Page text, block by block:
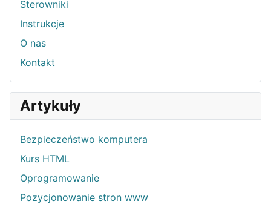
Sterowniki
Instrukcje
O nas
Kontakt
Artykuły
Bezpieczeństwo komputera
Kurs HTML
Oprogramowanie
Pozycjonowanie stron www